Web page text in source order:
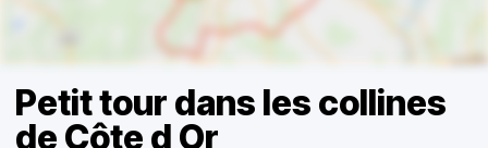
Petit tour dans les collines
de Côte d Or